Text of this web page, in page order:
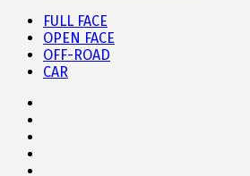
FULL FACE
OPEN FACE
OFF-ROAD
CAR